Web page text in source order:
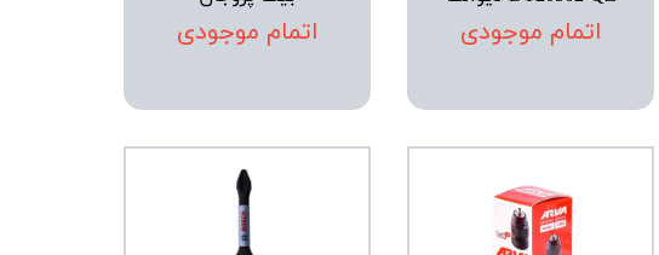
اتمام موجودی اتمام موجودی